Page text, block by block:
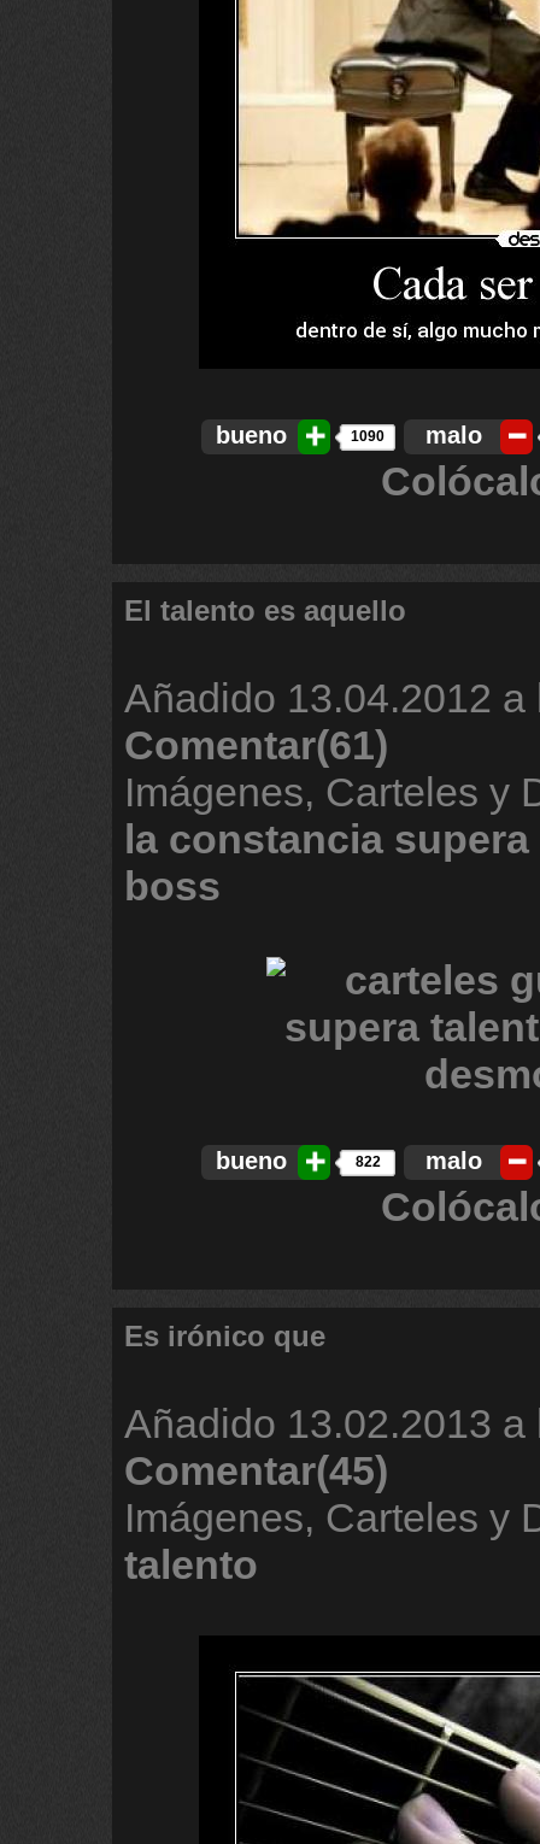
bueno 1090 malo
El talento es aquello
Añadido 13.04.2012 a
Comentar(61)
Imágenes, Carteles y
la constancia supera
boss
bueno 822 malo
Es irónico que
Añadido 13.02.2013 a
Comentar(45)
Imágenes, Carteles y
talento